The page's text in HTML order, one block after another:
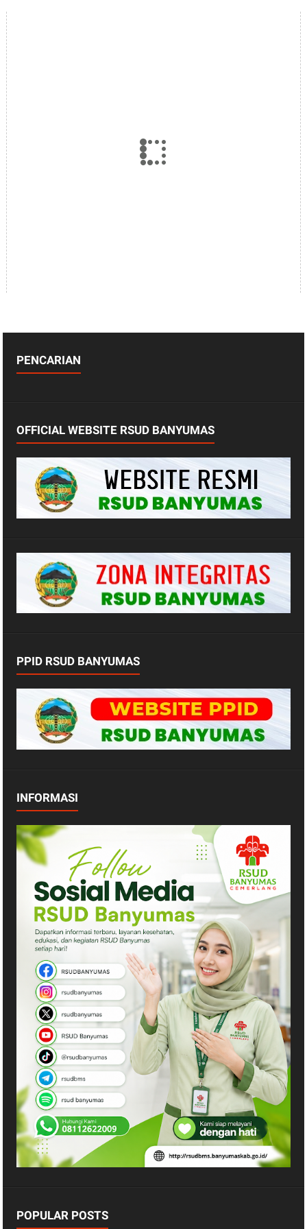
PENCARIAN
OFFICIAL WEBSITE RSUD BANYUMAS
PPID RSUD BANYUMAS
INFORMASI
POPULAR POSTS